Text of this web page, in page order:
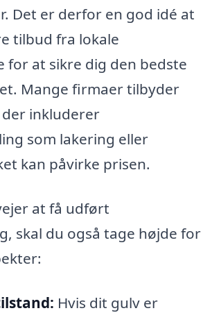
Det er derfor en god idé at
tilbud fra lokale
at sikre dig den bedste
Mange firmaer tilbyder
der inkluderer
som lakering eller
kan påvirke prisen.
at få udført
skal du også tage højde for
Hvis dit gulv er